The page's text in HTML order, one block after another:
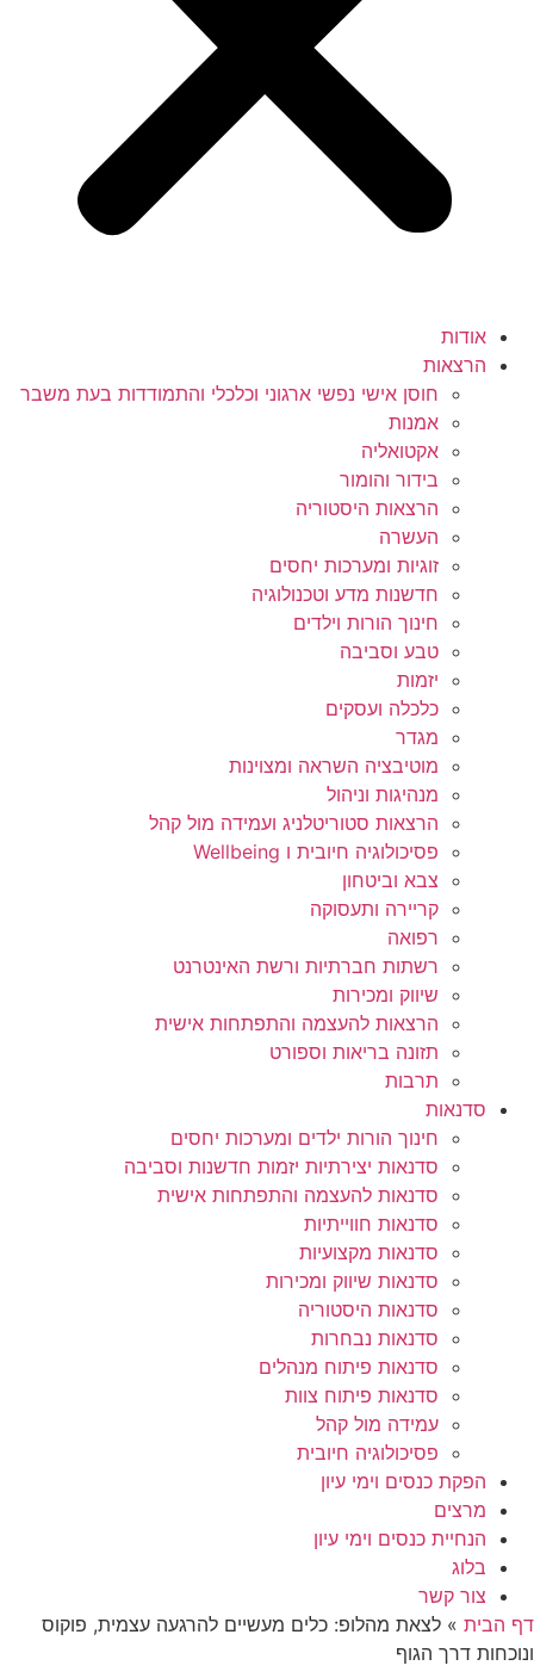
אודות
הרצאות
חוסן אישי נפשי ארגוני וכלכלי והתמודדות בעת משבר
אמנות
אקטואליה
בידור והומור
הרצאות היסטוריה
העשרה
זוגיות ומערכות יחסים
חדשנות מדע וטכנולוגיה
חינוך הורות וילדים
טבע וסביבה
יזמות
כלכלה ועסקים
מגדר
מוטיבציה השראה ומצוינות
מנהיגות וניהול
הרצאות סטוריטלניג ועמידה מול קהל
פסיכולוגיה חיובית ו Wellbeing
צבא וביטחון
קריירה ותעסוקה
רפואה
רשתות חברתיות ורשת האינטרנט
שיווק ומכירות
הרצאות להעצמה והתפתחות אישית
תזונה בריאות וספורט
תרבות
סדנאות
חינוך הורות ילדים ומערכות יחסים
סדנאות יצירתיות יזמות חדשנות וסביבה
סדנאות להעצמה והתפתחות אישית
סדנאות חווייתיות
סדנאות מקצועיות
סדנאות שיווק ומכירות
סדנאות היסטוריה
סדנאות נבחרות
סדנאות פיתוח מנהלים
סדנאות פיתוח צוות
עמידה מול קהל
פסיכולוגיה חיובית
הפקת כנסים וימי עיון
מרצים
הנחיית כנסים וימי עיון
בלוג
צור קשר
דף הבית » לצאת מהלופ: כלים מעשיים להרגעה עצמית, פוקוס
ונוכחות דרך הגוף